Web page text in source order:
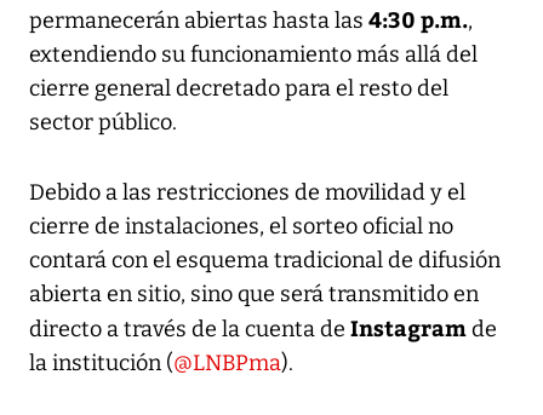
permanecerán abiertas hasta las 4:30 p.m.,
extendiendo su funcionamiento más allá del
cierre general decretado para el resto del
sector público.
Debido a las restricciones de movilidad y el
cierre de instalaciones, el sorteo oficial no
contará con el esquema tradicional de difusión
abierta en sitio, sino que será transmitido en
directo a través de la cuenta de Instagramde
la institución (@LNBPma).